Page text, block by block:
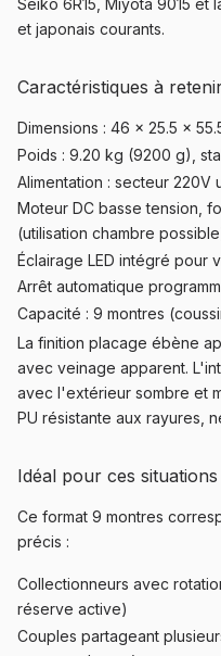
Seiko 6R15, Miyota 9015 et
et japonais courants.
Caractéristiques à
Dimensions : 46 × 25.5 ×
Poids : 9.20 kg (9200 g),
Alimentation : secteur 220V
Moteur DC basse tension,
(utilisation chambre
Éclairage LED intégré pour
Arrêt automatique
Capacité : 9 montres
La finition placage ébène
avec veinage apparent.
avec l'extérieur sombre et
PU résistante aux rayures,
Idéal pour ces
Ce format 9 montres
précis :
Collectionneurs avec
réserve active)
Couples partageant